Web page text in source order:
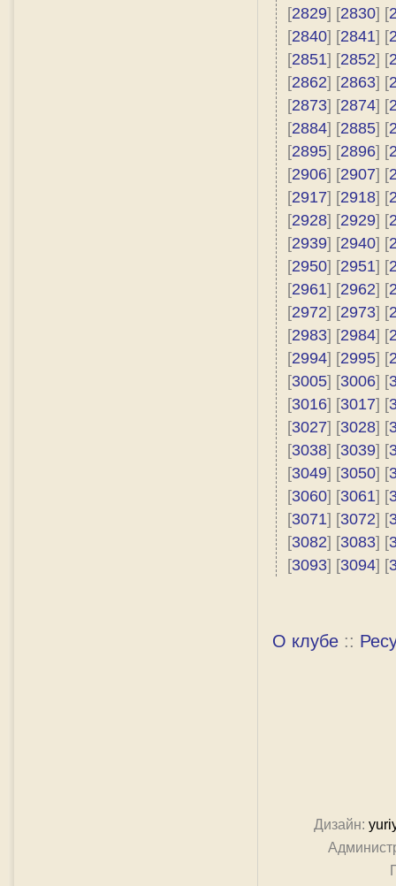
[2829] [2830] [
[2840] [2841] [
[2851] [2852] [
[2862] [2863] [
[2873] [2874] [
[2884] [2885] [
[2895] [2896] [
[2906] [2907] [
[2917] [2918] [
[2928] [2929] [
[2939] [2940] [
[2950] [2951] [
[2961] [2962] [
[2972] [2973] [
[2983] [2984] [
[2994] [2995] [
[3005] [3006] [
[3016] [3017] [
[3027] [3028] [
[3038] [3039] [
[3049] [3050] [
[3060] [3061] [
[3071] [3072] [
[3082] [3083] [
[3093] [3094] [
О клубе ::
Дизайн: